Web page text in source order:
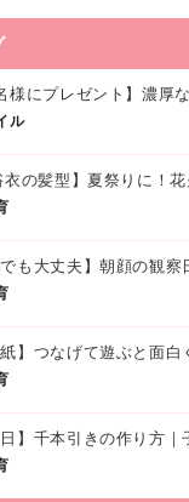
ル